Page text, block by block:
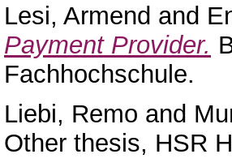
Lesi, Armend and
Payment Provider.
Fachhochschule.
Liebi, Remo and
Other thesis, HSR